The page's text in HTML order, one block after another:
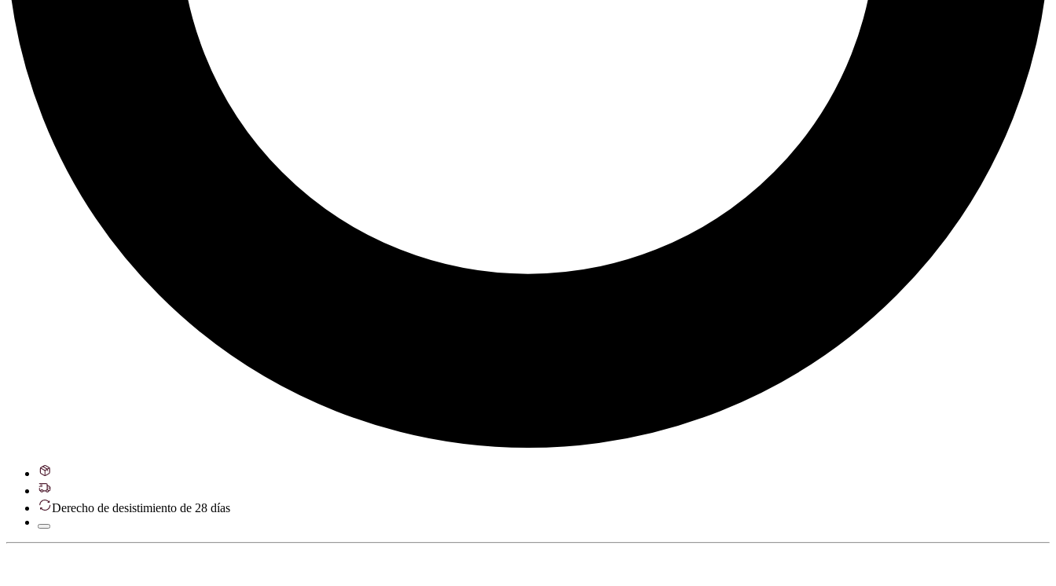
Derecho de desistimiento de 28 días